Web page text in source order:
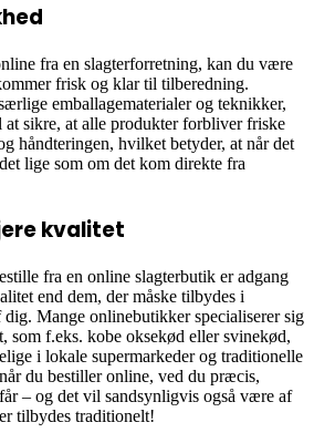
fra en slagterforretning, kan du være
frisk og klar til tilberedning.
emballagematerialer og teknikker,
sikre, at alle produkter forbliver friske
håndteringen, hvilket betyder, at når det
lige som om det kom direkte fra
kvalitet
fra en online slagterbutik er adgang
end dem, der måske tilbydes i
Mange onlinebutikker specialiserer sig
som f.eks. kobe oksekød eller svinekød,
i lokale supermarkeder og traditionelle
du bestiller online, ved du præcis,
– og det vil sandsynligvis også være af
tilbydes traditionelt!